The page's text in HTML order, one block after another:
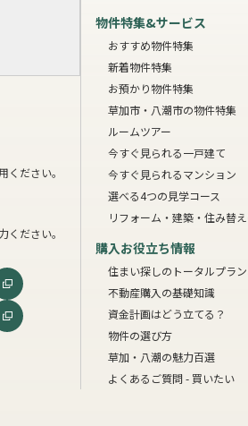
ださい。
ださい。
物件特集&サービス
おすすめ物件特集
新着物件特集
お預かり物件特集
草加市・八潮市の物件特集
ルームツアー
今すぐ見られる一戸建て
今すぐ見られるマンション
選べる4つの見学コース
リフォーム・建築・住み替
購入お役立ち情報
住まい探しのトータルプラ
不動産購入の基礎知識
資金計画はどう立てる？
物件の選び方
草加・八潮の魅力百選
よくあるご質問 - 買いたい